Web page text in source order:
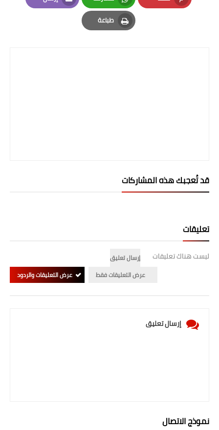
Pinterest
Whatsapp
Email
طباعة
Print
قد تُعجبك هذه المشاركات
تعليقات
ليست هناك تعليقات
إرسال تعليق
عرض التعليقات فقط
عرض التعليقات والردود
إرسال تعليق
نموذج الاتصال